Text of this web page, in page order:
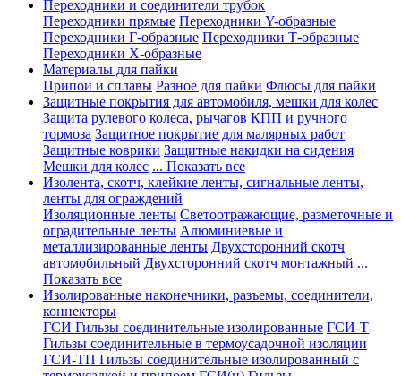
Переходники и соединители трубок
Переходники прямые Переходники Y-образные
Переходники Г-образные Переходники Т-образные
Переходники Х-образные
Материалы для пайки
Припои и сплавы Разное для пайки Флюсы для пайки
Защитные покрытия для автомобиля, мешки для колес
Защита рулевого колеса, рычагов КПП и ручного
тормоза Защитное покрытие для малярных работ
Защитные коврики Защитные накидки на сидения
Мешки для колес ... Показать все
Изолента, скотч, клейкие ленты, сигнальные ленты,
ленты для ограждений
Изоляционные ленты Светоотражающие, разметочные и
оградительные ленты Алюминиевые и
металлизированные ленты Двухсторонний скотч
автомобильный Двухсторонний скотч монтажный ...
Показать все
Изолированные наконечники, разъемы, соединители,
коннекторы
ГСИ Гильзы соединительные изолированные ГСИ-Т
Гильзы соединительные в термоусадочной изоляции
ГСИ-ТП Гильзы соединительные изолированный с